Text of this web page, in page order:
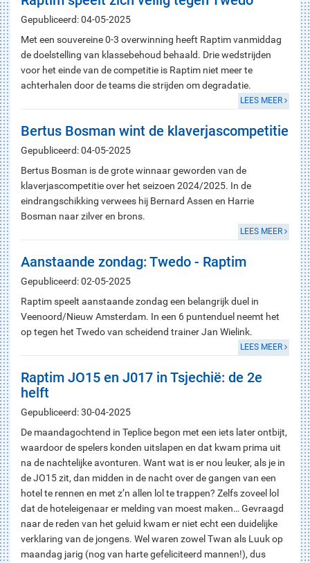
Gepubliceerd: 04-05-2025
Met een souvereine 0-3 overwinning heeft Raptim vanmiddag
de doelstelling van klassebehoud behaald. Drie wedstrijden
voor het einde van de competitie is Raptim niet meer te
achterhalen door de teams die strijden om degradatie.
LEES MEER
Bertus Bosman wint de klaverjascompetitie
Gepubliceerd: 04-05-2025
Bertus Bosman is de grote winnaar geworden van de
klaverjascompetitie over het seizoen 2024/2025. In de
eindrangschikking verwees hij Bernard Assen en Harrie
Bosman naar zilver en brons.
LEES MEER
Aanstaande zondag: Twedo - Raptim
Gepubliceerd: 02-05-2025
Raptim speelt aanstaande zondag een belangrijk duel in
Veenoord/Nieuw Amsterdam. In een 6 puntenduel neemt het
op tegen het Twedo van scheidend trainer Jan Wielink.
LEES MEER
Raptim JO15 en J017 in Tsjechië: de 2e
helft
Gepubliceerd: 30-04-2025
De maandagochtend in Teplice begon met een iets later ontbijt,
waardoor de spelers konden uitslapen en dat kwam prima uit
na de nachtelijke avonturen. Want wat is er nou leuker, als je in
de JO15 zit, dan midden in de nacht over de gangen van een
hotel te rennen en met z’n allen lol te trappen? Zelfs zoveel lol
dat de hoteleigenaar er melding van moest maken… Gevraagd
naar de reden van het geluid kwam er niet echt een duidelijke
verklaring van de jongens. Wel waren zowel Twan als Luuk op
maandag jarig (nog van harte gefeliciteerd mannen!), dus